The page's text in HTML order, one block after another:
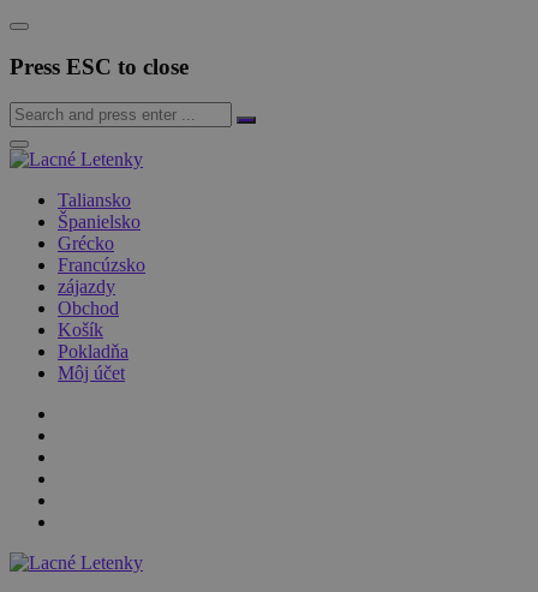
Press ESC to close
Taliansko
Španielsko
Grécko
Francúzsko
zájazdy
Obchod
Košík
Pokladňa
Môj účet